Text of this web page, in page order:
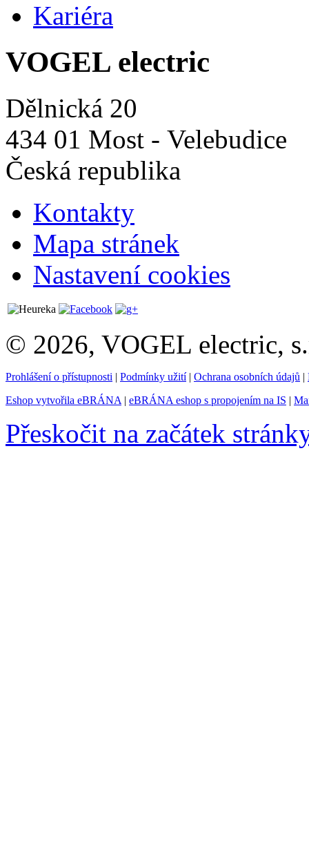
Kariéra
VOGEL electric
Dělnická 20
434 01 Most - Velebudice
Česká republika
Kontakty
Mapa stránek
Nastavení cookies
© 2026, VOGEL electric,
Prohlášení o přístupnosti | Podmínky užití| Ochrana osobních údajů |
Eshop vytvořila eBRÁNA | eBRÁNA eshop s propojením na IS |
Přeskočit na začátek